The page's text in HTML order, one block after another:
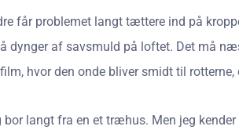
får problemet langt tættere ind på
dynger af savsmuld på loftet. Det må
hvor den onde bliver smidt til
bor langt fra en et træhus. Men jeg